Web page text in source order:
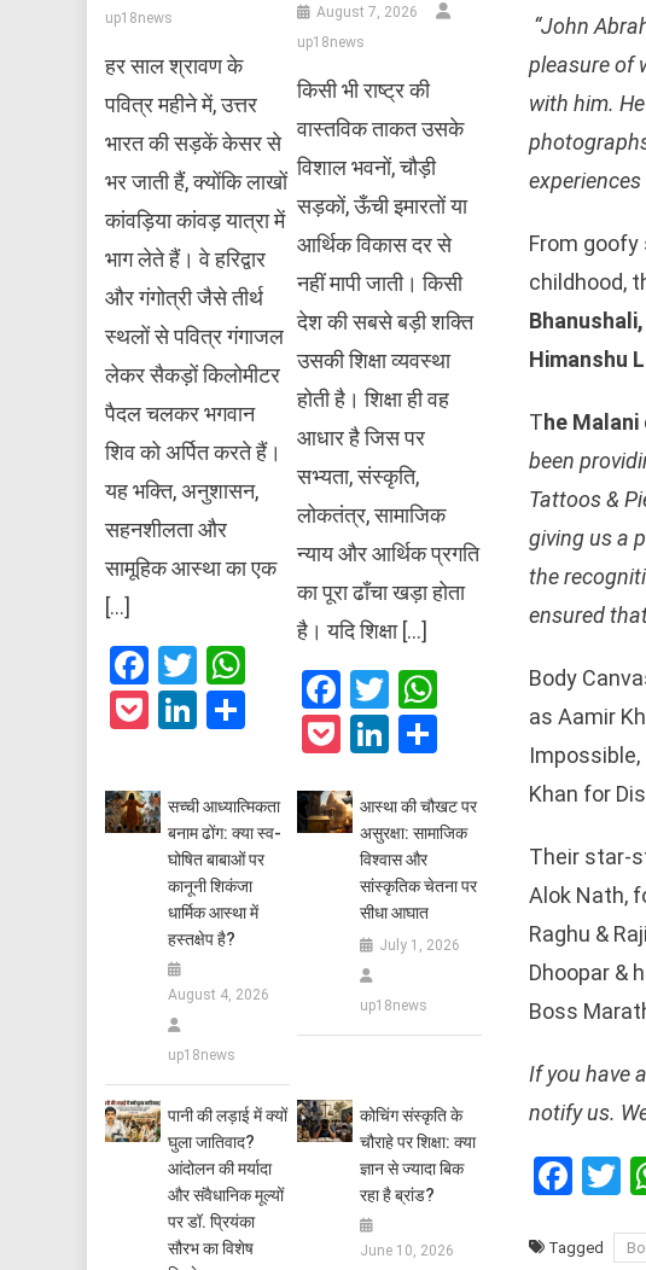
“John
pleasure of
with him.
experiences
From
childhood,
Himanshu
The
been
Tattoos &
giving us a
the
ensured
Body
as Aamir
Impossible,
Khan for
Their star-
Alok Nath,
Raghu &
Dhoopar &
Boss
If you have
notify us.
Tagged
up18news
हर साल श्रावण के
पवित्र महीने में, उत्तर
भारत की सड़कें केसर से
भर जाती हैं, क्योंकि लाखों
कांवड़िया कांवड़ यात्रा में
भाग लेते हैं। वे हरिद्वार
और गंगोत्री जैसे तीर्थ
स्थलों से पवित्र गंगाजल
लेकर सैकड़ों किलोमीटर
पैदल चलकर भगवान
शिव को अर्पित करते हैं।
यह भक्ति, अनुशासन,
सहनशीलता और
सामूहिक आस्था का एक
[…]
Facebook
TwitterWhatsApp
PocketLinkedIn
Share
August 7, 2026
up18news
किसी भी राष्ट्र की
वास्तविक ताकत उसके
विशाल भवनों, चौड़ी
सड़कों, ऊँची इमारतों या
आर्थिक विकास दर से
नहीं मापी जाती। किसी
देश की सबसे बड़ी शक्ति
उसकी शिक्षा व्यवस्था
होती है। शिक्षा ही वह
आधार है जिस पर
सभ्यता, संस्कृति,
लोकतंत्र, सामाजिक
न्याय और आर्थिक प्रगति
का पूरा ढाँचा खड़ा होता
है। यदि शिक्षा […]
Facebook
TwitterWhatsApp
PocketLinkedIn
Share
सच्ची आध्यात्मिकता
बनाम ढोंग: क्या स्व-
घोषित बाबाओं पर
कानूनी शिकंजा
धार्मिक आस्था में
हस्तक्षेप है?
August 4, 2026
up18news
आस्था की चौखट पर
असुरक्षा: सामाजिक
विश्वास और
सांस्कृतिक चेतना पर
सीधा आघात
July 1, 2026
up18news
पानी की लड़ाई में क्यों
घुला जातिवाद?
आंदोलन की मर्यादा
और संवैधानिक मूल्यों
पर डॉ. प्रियंका
सौरभ का विशेष
कोचिंग संस्कृति के
चौराहे पर शिक्षा: क्या
ज्ञान से ज्यादा बिक
रहा है ब्रांड?
June 10, 2026